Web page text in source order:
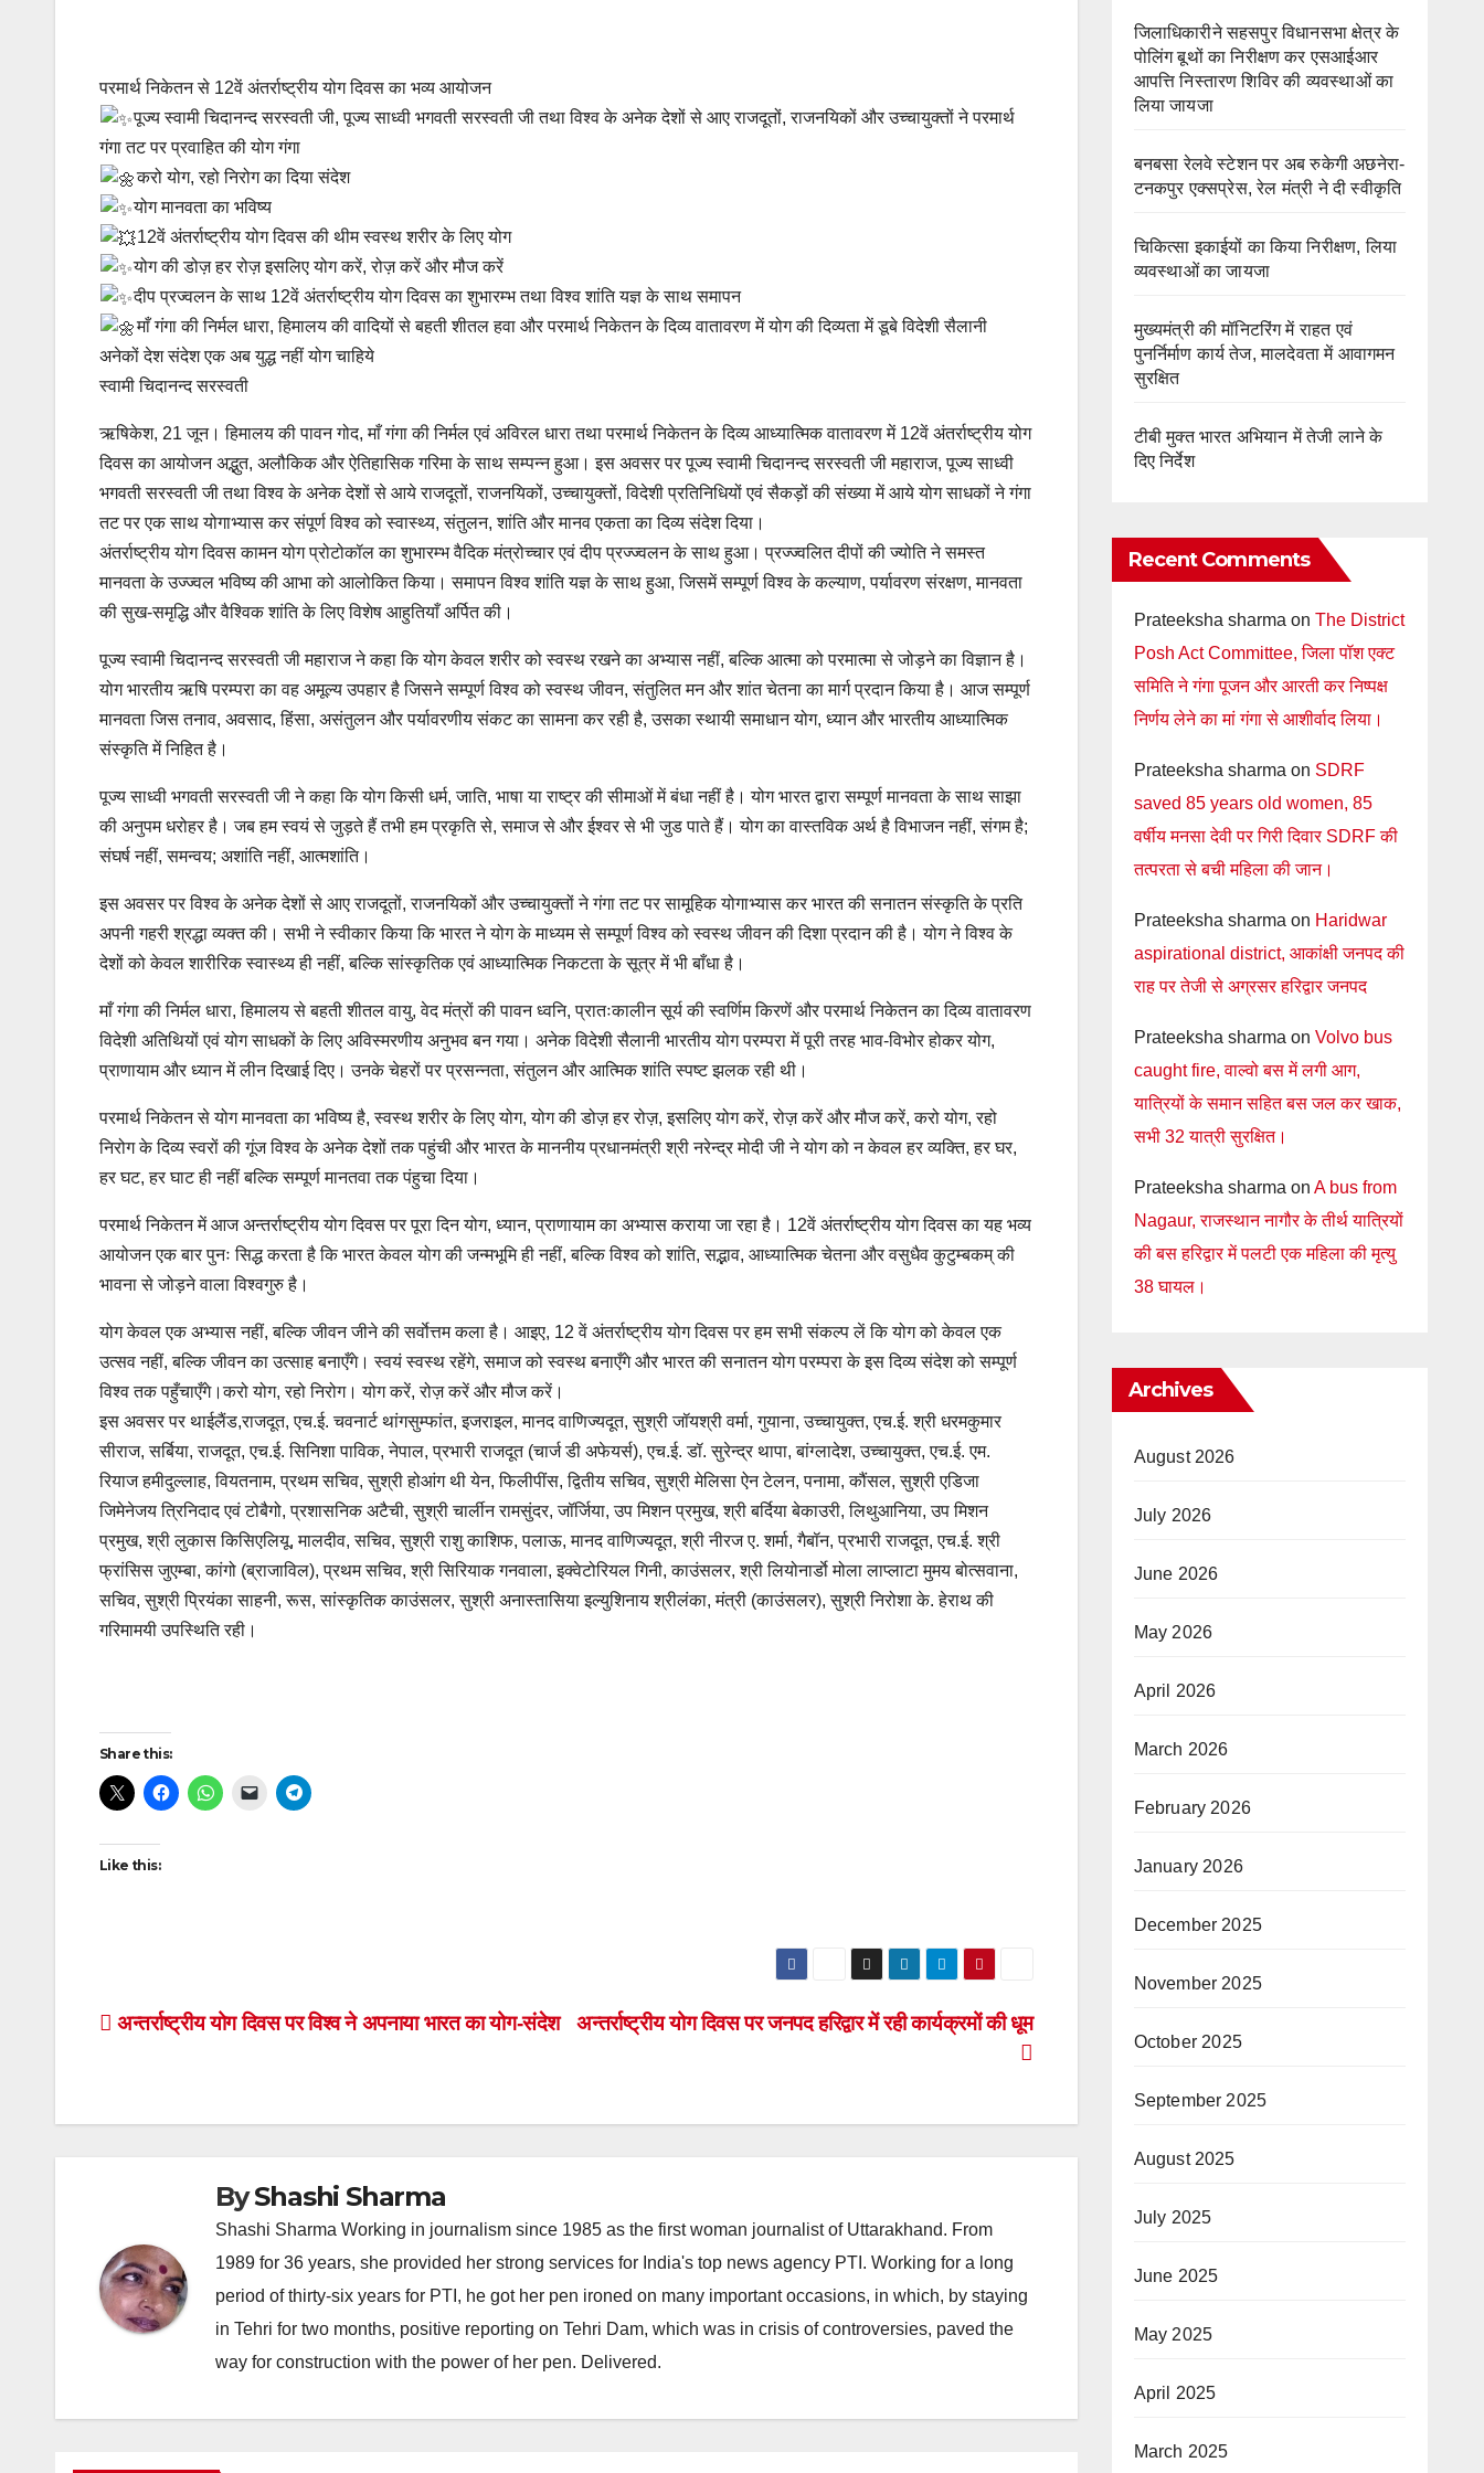
परमार्थ निकेतन से 12वें अंतर्राष्ट्रीय योग दिवस का भव्य आयोजन
पूज्य स्वामी चिदानन्द सरस्वती जी, पूज्य साध्वी भगवती सरस्वती जी तथा विश्व के अनेक देशों से आए राजदूतों, राजनयिकों और उच्चायुक्तों ने परमार्थ
गंगा तट पर प्रवाहित की योग गंगा
करो योग, रहो निरोग का दिया संदेश
योग मानवता का भविष्य
12वें अंतर्राष्ट्रीय योग दिवस की थीम स्वस्थ शरीर के लिए योग
योग की डोज़ हर रोज़ इसलिए योग करें, रोज़ करें और मौज करें
दीप प्रज्वलन के साथ 12वें अंतर्राष्ट्रीय योग दिवस का शुभारम्भ तथा विश्व शांति यज्ञ के साथ समापन
माँ गंगा की निर्मल धारा, हिमालय की वादियों से बहती शीतल हवा और परमार्थ निकेतन के दिव्य वातावरण में योग की दिव्यता में डूबे विदेशी सैलानी
अनेकों देश संदेश एक अब युद्ध नहीं योग चाहिये
स्वामी चिदानन्द सरस्वती
ऋषिकेश, 21 जून। हिमालय की पावन गोद, माँ गंगा की निर्मल एवं अविरल धारा तथा परमार्थ निकेतन के दिव्य आध्यात्मिक वातावरण में 12वें अंतर्राष्ट्रीय योग
दिवस का आयोजन अद्भुत, अलौकिक और ऐतिहासिक गरिमा के साथ सम्पन्न हुआ। इस अवसर पर पूज्य स्वामी चिदानन्द सरस्वती जी महाराज, पूज्य साध्वी
भगवती सरस्वती जी तथा विश्व के अनेक देशों से आये राजदूतों, राजनयिकों, उच्चायुक्तों, विदेशी प्रतिनिधियों एवं सैकड़ों की संख्या में आये योग साधकों ने गंगा
तट पर एक साथ योगाभ्यास कर संपूर्ण विश्व को स्वास्थ्य, संतुलन, शांति और मानव एकता का दिव्य संदेश दिया।
अंतर्राष्ट्रीय योग दिवस कामन योग प्रोटोकॉल का शुभारम्भ वैदिक मंत्रोच्चार एवं दीप प्रज्ज्वलन के साथ हुआ। प्रज्ज्वलित दीपों की ज्योति ने समस्त
मानवता के उज्ज्वल भविष्य की आभा को आलोकित किया। समापन विश्व शांति यज्ञ के साथ हुआ, जिसमें सम्पूर्ण विश्व के कल्याण, पर्यावरण संरक्षण, मानवता
की सुख-समृद्धि और वैश्विक शांति के लिए विशेष आहुतियाँ अर्पित की।
पूज्य स्वामी चिदानन्द सरस्वती जी महाराज ने कहा कि योग केवल शरीर को स्वस्थ रखने का अभ्यास नहीं, बल्कि आत्मा को परमात्मा से जोड़ने का विज्ञान है।
योग भारतीय ऋषि परम्परा का वह अमूल्य उपहार है जिसने सम्पूर्ण विश्व को स्वस्थ जीवन, संतुलित मन और शांत चेतना का मार्ग प्रदान किया है। आज सम्पूर्ण
मानवता जिस तनाव, अवसाद, हिंसा, असंतुलन और पर्यावरणीय संकट का सामना कर रही है, उसका स्थायी समाधान योग, ध्यान और भारतीय आध्यात्मिक
संस्कृति में निहित है।
पूज्य साध्वी भगवती सरस्वती जी ने कहा कि योग किसी धर्म, जाति, भाषा या राष्ट्र की सीमाओं में बंधा नहीं है। योग भारत द्वारा सम्पूर्ण मानवता के साथ साझा
की अनुपम धरोहर है। जब हम स्वयं से जुड़ते हैं तभी हम प्रकृति से, समाज से और ईश्वर से भी जुड पाते हैं। योग का वास्तविक अर्थ है विभाजन नहीं, संगम है;
संघर्ष नहीं, समन्वय; अशांति नहीं, आत्मशांति।
इस अवसर पर विश्व के अनेक देशों से आए राजदूतों, राजनयिकों और उच्चायुक्तों ने गंगा तट पर सामूहिक योगाभ्यास कर भारत की सनातन संस्कृति के प्रति
अपनी गहरी श्रद्धा व्यक्त की। सभी ने स्वीकार किया कि भारत ने योग के माध्यम से सम्पूर्ण विश्व को स्वस्थ जीवन की दिशा प्रदान की है। योग ने विश्व के
देशों को केवल शारीरिक स्वास्थ्य ही नहीं, बल्कि सांस्कृतिक एवं आध्यात्मिक निकटता के सूत्र में भी बाँधा है।
माँ गंगा की निर्मल धारा, हिमालय से बहती शीतल वायु, वेद मंत्रों की पावन ध्वनि, प्रातःकालीन सूर्य की स्वर्णिम किरणें और परमार्थ निकेतन का दिव्य वातावरण
विदेशी अतिथियों एवं योग साधकों के लिए अविस्मरणीय अनुभव बन गया। अनेक विदेशी सैलानी भारतीय योग परम्परा में पूरी तरह भाव-विभोर होकर योग,
प्राणायाम और ध्यान में लीन दिखाई दिए। उनके चेहरों पर प्रसन्नता, संतुलन और आत्मिक शांति स्पष्ट झलक रही थी।
परमार्थ निकेतन से योग मानवता का भविष्य है, स्वस्थ शरीर के लिए योग, योग की डोज़ हर रोज़, इसलिए योग करें, रोज़ करें और मौज करें, करो योग, रहो
निरोग के दिव्य स्वरों की गूंज विश्व के अनेक देशों तक पहुंची और भारत के माननीय प्रधानमंत्री श्री नरेन्द्र मोदी जी ने योग को न केवल हर व्यक्ति, हर घर,
हर घट, हर घाट ही नहीं बल्कि सम्पूर्ण मानतवा तक पंहुचा दिया।
परमार्थ निकेतन में आज अन्तर्राष्ट्रीय योग दिवस पर पूरा दिन योग, ध्यान, प्राणायाम का अभ्यास कराया जा रहा है। 12वें अंतर्राष्ट्रीय योग दिवस का यह भव्य
आयोजन एक बार पुनः सिद्ध करता है कि भारत केवल योग की जन्मभूमि ही नहीं, बल्कि विश्व को शांति, सद्भाव, आध्यात्मिक चेतना और वसुधैव कुटुम्बकम् की
भावना से जोड़ने वाला विश्वगुरु है।
योग केवल एक अभ्यास नहीं, बल्कि जीवन जीने की सर्वाेत्तम कला है। आइए, 12 वें अंतर्राष्ट्रीय योग दिवस पर हम सभी संकल्प लें कि योग को केवल एक
उत्सव नहीं, बल्कि जीवन का उत्साह बनाएँगे। स्वयं स्वस्थ रहेंगे, समाज को स्वस्थ बनाएँगे और भारत की सनातन योग परम्परा के इस दिव्य संदेश को सम्पूर्ण
विश्व तक पहुँचाएँगे।करो योग, रहो निरोग। योग करें, रोज़ करें और मौज करें।
इस अवसर पर थाईलैंड,राजदूत, एच.ई. चवनार्ट थांगसुम्फांत, इजराइल, मानद वाणिज्यदूत, सुश्री जॉयश्री वर्मा, गुयाना, उच्चायुक्त, एच.ई. श्री धरमकुमार
सीराज, सर्बिया, राजदूत, एच.ई. सिनिशा पाविक, नेपाल, प्रभारी राजदूत (चार्ज डी अफेयर्स), एच.ई. डॉ. सुरेन्द्र थापा, बांग्लादेश, उच्चायुक्त, एच.ई. एम.
रियाज हमीदुल्लाह, वियतनाम, प्रथम सचिव, सुश्री होआंग थी येन, फिलीपींस, द्वितीय सचिव, सुश्री मेलिसा ऐन टेलन, पनामा, कौंसल, सुश्री एडिजा
जिमेनेजय त्रिनिदाद एवं टोबैगो, प्रशासनिक अटैची, सुश्री चार्लीन रामसुंदर, जॉर्जिया, उप मिशन प्रमुख, श्री बर्दिया बेकाउरी, लिथुआनिया, उप मिशन
प्रमुख, श्री लुकास किसिएलियू, मालदीव, सचिव, सुश्री राशु काशिफ, पलाऊ, मानद वाणिज्यदूत, श्री नीरज ए. शर्मा, गैबॉन, प्रभारी राजदूत, एच.ई. श्री
फ्रांसिस जुएम्बा, कांगो (ब्राजाविल), प्रथम सचिव, श्री सिरियाक गनवाला, इक्वेटोरियल गिनी, काउंसलर, श्री लियोनार्डाे मोला लाप्लाटा मुमय बोत्सवाना,
सचिव, सुश्री प्रियंका साहनी, रूस, सांस्कृतिक काउंसलर, सुश्री अनास्तासिया इल्युशिनाय श्रीलंका, मंत्री (काउंसलर), सुश्री निरोशा के. हेराथ की
गरिमामयी उपस्थिति रही।
Post
navigation
Share this:
Like this:
Post
अन्तर्राष्ट्रीय योग दिवस पर जनपद हरिद्वार में रही कार्यक्रमों की धूम
अन्तर्राष्ट्रीय योग दिवस पर विश्व ने अपनाया भारत का योग-संदेश
ByShashi Sharma
Shashi Sharma Working in journalism since 1985 as the first woman journalist of Uttarakhand. From
1989 for 36 years, she provided her strong services for India's top news agency PTI. Working for a long
period of thirty-six years for PTI, he got her pen ironed on many important occasions, in which, by staying
in Tehri for two months, positive reporting on Tehri Dam, which was in crisis of controversies, paved the
way for construction with the power of her pen. Delivered.
जिलाधिकारीने सहसपुर विधानसभा क्षेत्र के
पोलिंग बूथों का निरीक्षण कर एसआईआर
आपत्ति निस्तारण शिविर की व्यवस्थाओं का
लिया जायजा
बनबसा रेलवे स्टेशन पर अब रुकेगी अछनेरा-
टनकपुर एक्सप्रेस, रेल मंत्री ने दी स्वीकृति
चिकित्सा इकाईयों का किया निरीक्षण, लिया
व्यवस्थाओं का जायजा
मुख्यमंत्री की मॉनिटरिंग में राहत एवं
पुनर्निर्माण कार्य तेज, मालदेवता में आवागमन
सुरक्षित
टीबी मुक्त भारत अभियान में तेजी लाने के
दिए निर्देश
Recent Comments
Prateeksha sharma on The District
Posh Act Committee, जिला पॉश एक्ट
समिति ने गंगा पूजन और आरती कर निष्पक्ष
निर्णय लेने का मां गंगा से आशीर्वाद लिया।
Prateeksha sharma on SDRF
saved 85 years old women, 85
वर्षीय मनसा देवी पर गिरी दिवार SDRF की
तत्परता से बची महिला की जान।
Prateeksha sharma on Haridwar
aspirational district, आकांक्षी जनपद की
राह पर तेजी से अग्रसर हरिद्वार जनपद
Prateeksha sharma on Volvo bus
caught fire, वाल्वो बस में लगी आग,
यात्रियों के समान सहित बस जल कर खाक,
सभी 32 यात्री सुरक्षित।
Prateeksha sharma on A bus from
Nagaur, राजस्थान नागौर के तीर्थ यात्रियों
की बस हरिद्वार में पलटी एक महिला की मृत्यु
38 घायल।
Archives
August 2026
July 2026
June 2026
May 2026
April 2026
March 2026
February 2026
January 2026
December 2025
November 2025
October 2025
September 2025
August 2025
July 2025
June 2025
May 2025
April 2025
March 2025